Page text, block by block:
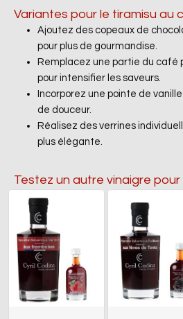
Testez un autre vinaigre
Variantes pour le tiramisu au
Ajoutez des copeaux de
pour plus de gourmandise.
Remplacez une partie du café
pour intensifier les saveurs.
Incorporez une pointe de
de douceur.
Réalisez des verrines
plus élégante.